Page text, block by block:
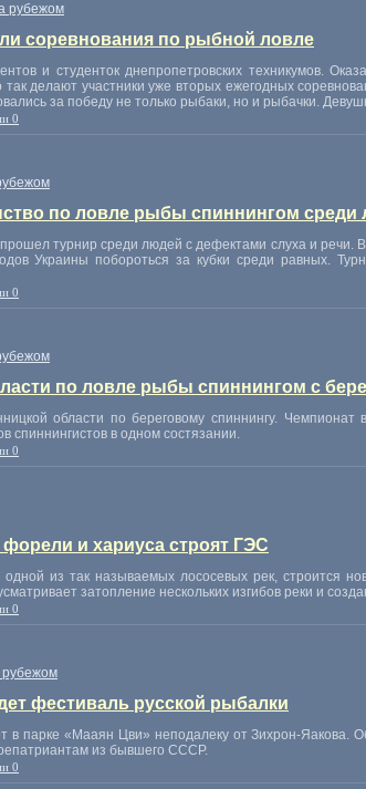
рубежом
соревнования по рыбной ловле
и студенток днепропетровских техникумов.
делают участники уже вторых ежегодных
за победу не только рыбаки, но и рыбачки.
0
по ловле рыбы спиннингом среди
турнир среди людей с дефектами слуха и речи.
Украины побороться за кубки среди равных.
0
по ловле рыбы спиннингом с
области по береговому спиннингу.
спиннингистов в одном состязании.
0
и хариуса строят ГЭС
одной из так называемых лососевых рек, строится
затопление нескольких изгибов реки и
0
рубежом
фестиваль русской рыбалки
в парке «Мааян Цви» неподалеку от Зихрон-Яакова.
из бывшего СССР.
0